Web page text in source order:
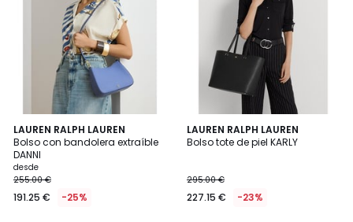
LAUREN RALPH LAUREN
Bolso con bandolera extraíble
DANNI
desde
255.00 €
191.25 € -25%
2
Colores
LAUREN RALPH LAUREN
Bolso tote de piel KARLY
295.00 €
227.15 € -23%
4,5
/ 5